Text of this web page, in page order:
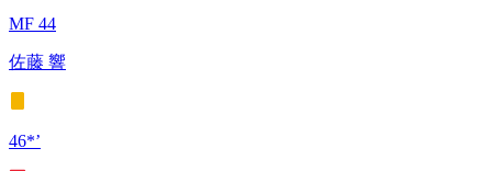
MF 44
佐藤 響
46*’